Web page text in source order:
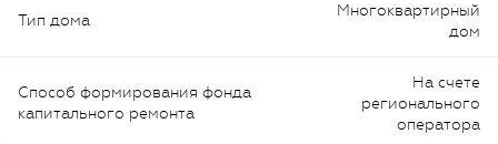
Тип дома
Многоквартирный
дом
Способ формирования фонда
капитального ремонта
На счете
регионального
оператора